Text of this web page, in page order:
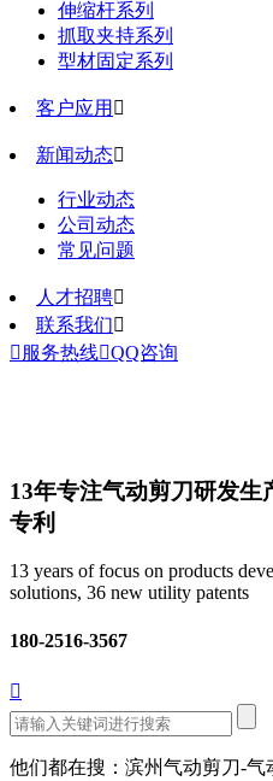
伸缩杆系列
抓取夹持系列
型材固定系列
客户应用 
新闻动态
行业动态
公司动态
常见问题
人才招聘
联系我们
 服务热线QQ咨询
13年专注气动剪刀研发生
专利
13 years of focus on products
solutions, 36 new utility patents
180-2516-3567

他们都在搜：滨州气动剪刀-气